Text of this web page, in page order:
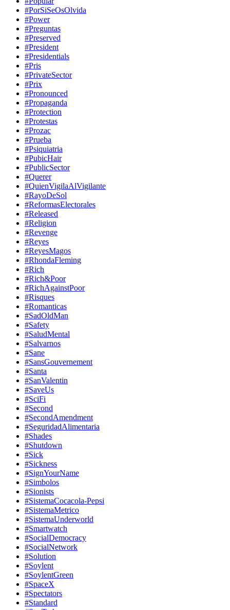
#PorSiSeOsOlvida
#Power
#Preguntas
#Preserved
#President
#Presidentials
#Pris
#PrivateSector
#Prix
#Pronounced
#Propaganda
#Protection
#Protestas
#Prozac
#Prueba
#Psiquiatria
#PubicHair
#PublicSector
#Querer
#QuienVigilaAlVigilante
#RayoDeSol
#ReformasElectorales
#Released
#Religion
#Revenge
#Reyes
#ReyesMagos
#RhondaFleming
#Rich
#Rich&Poor
#RichAgainstPoor
#Risques
#Romanticas
#SadOldMan
#Safety
#SaludMental
#Salvarnos
#Sane
#SansGouvernement
#Santa
#SanValentin
#SaveUs
#SciFi
#Second
#SecondAmendment
#SeguridadAlimentaria
#Shades
#Shutdown
#Sick
#Sickness
#SignYourName
#Simbolos
#Sionists
#SistemaCocacola-Pepsi
#SistemaMetrico
#SistemaUnderworld
#Smartwatch
#SocialDemocracy
#SocialNetwork
#Solution
#Soylent
#SoylentGreen
#SpaceX
#Spectators
#Standard